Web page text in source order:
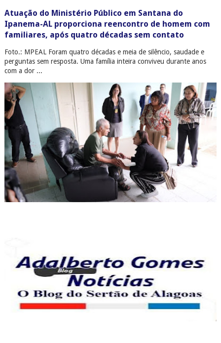
Atuação do Ministério Público em Santana do
Ipanema-AL proporciona reencontro de homem com
familiares, após quatro décadas sem contato
Foto.: MPEAL Foram quatro décadas e meia de silêncio, saudade e
perguntas sem resposta. Uma família inteira conviveu durante anos
com a dor ...